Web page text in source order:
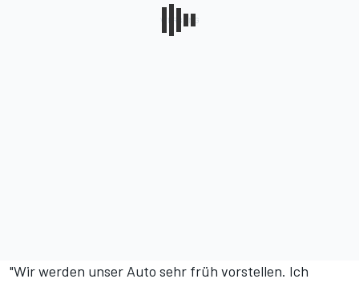
"Wir werden unser Auto sehr früh vorstellen. Ich